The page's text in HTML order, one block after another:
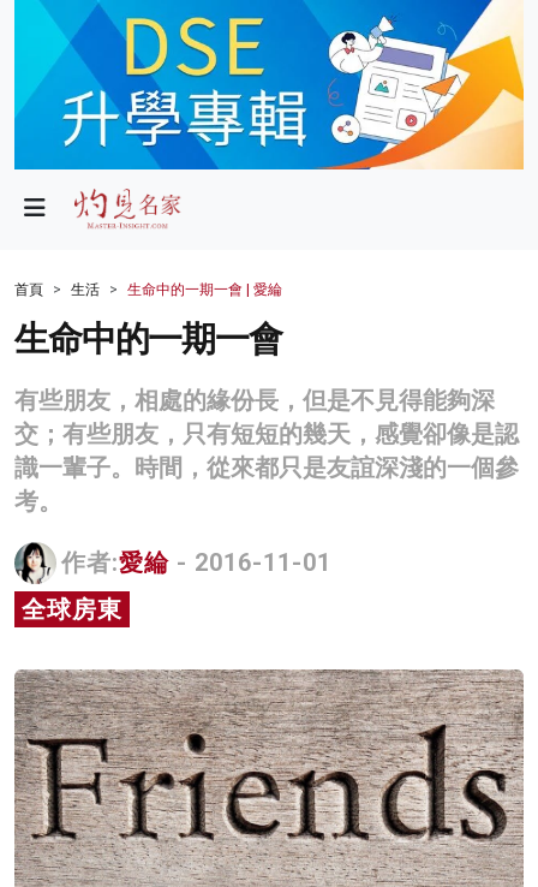
政局
財經
生活
商業
科技
名家榜
灼見活動
關於我們
首頁 生活 生命中的一期一會 | 愛綸
生命中的一期一會
有些朋友，相處的緣份長，但是不見得能夠深
交；有些朋友，只有短短的幾天，感覺卻像是認
識一輩子。時間，從來都只是友誼深淺的一個參
考。
作者:愛綸 - 2016-11-01
全球房東